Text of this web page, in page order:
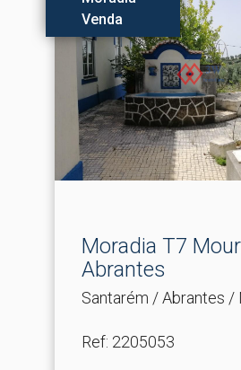
Venda
Moradia T7
Abrantes
Santarém / Abrantes /
Ref: 2205053